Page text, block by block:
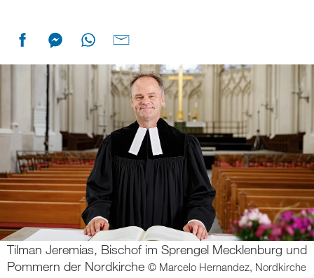
Tilman Jeremias, Bischof im Sprengel Mecklenburg und
Pommern der Nordkirche © Marcelo Hernandez, Nordkirche